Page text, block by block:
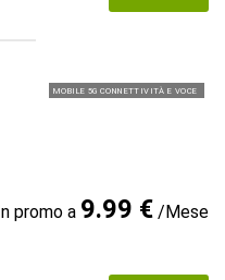
MOBILE 5G CONNETTIVITÀ E VOCE
In promo a 9.99 €/Mese